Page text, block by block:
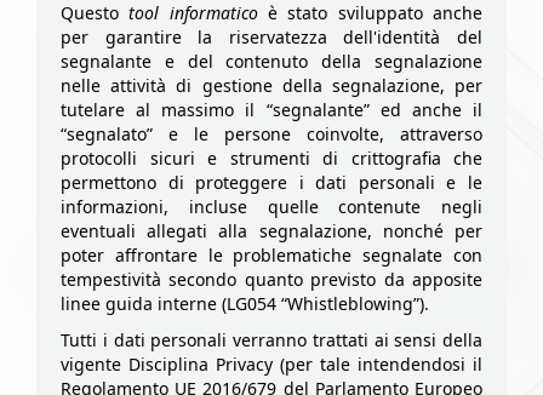
Questotool informaticoè stato sviluppato anche
per garantire la riservatezza dell'identità del
segnalante e del contenuto della segnalazione
nelle attività di gestione della segnalazione, per
tutelare al massimo il “segnalante” ed anche il
“segnalato” e le persone coinvolte, attraverso
protocolli sicuri e strumenti di crittografia che
permettono di proteggere i dati personali e le
informazioni, incluse quelle contenute negli
eventuali allegati alla segnalazione, nonché per
poter affrontare le problematiche segnalate con
tempestività secondo quanto previsto da apposite
linee guida interne (LG054 “Whistleblowing”).
Tutti i dati personali verranno trattati ai sensi della
vigente Disciplina Privacy (per tale intendendosi il
Regolamento UE 2016/679 del Parlamento Europeo